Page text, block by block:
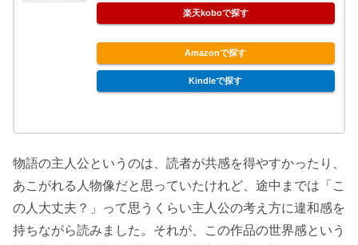
楽天koboで探す
Amazonで探す
Kindleで探す
物語の主人公というのは、読者が共感を得やすかったり、
あこがれる人物像だと思っていたけれど、途中までは「こ
の人大丈夫？」って思うくらい主人公の考え方に違和感を
持ちながら読みました。それが、この作品の世界感という